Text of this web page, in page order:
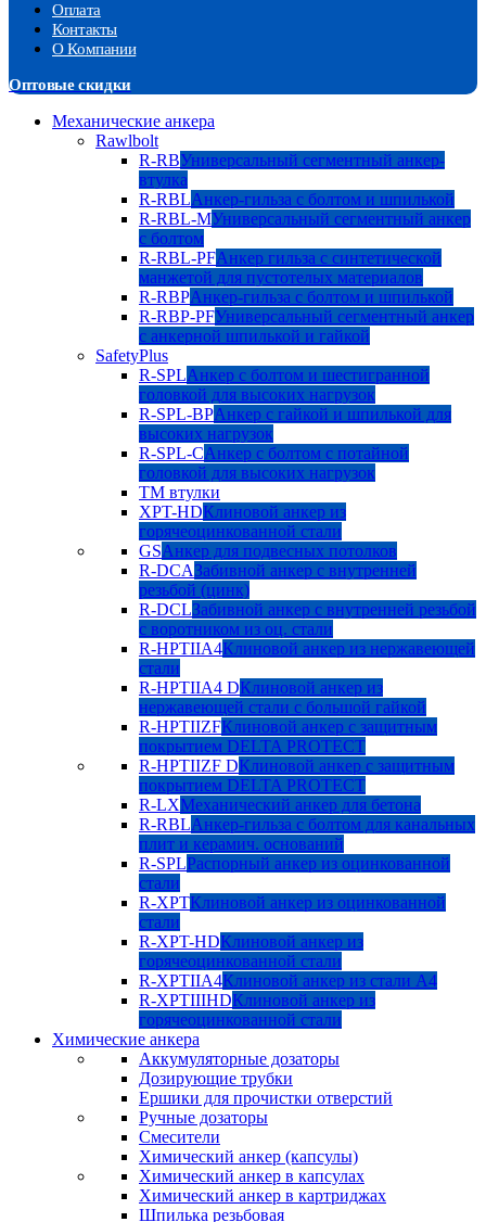
Оплата
Контакты
О Компании
Оптовые скидки
Механические анкера
Rawlbolt
R-RBУниверсальный сегментный анкер-
втулка
R-RBLАнкер-гильза с болтом и шпилькой
R-RBL-MУниверсальный сегментный анкер
с болтом
R-RBL-PFАнкер гильза с синтетической
манжетой для пустотелых материалов
R-RBPАнкер-гильза с болтом и шпилькой
R-RBP-PFУниверсальный сегментный анкер
с анкерной шпилькой и гайкой
SafetyPlus
R-SPLАнкер с болтом и шестигранной
головкой для высоких нагрузок
R-SPL-BPАнкер с гайкой и шпилькой для
высоких нагрузок
R-SPL-CАнкер с болтом с потайной
головкой для высоких нагрузок
TM втулки
XPT-HDКлиновой анкер из
горячеоцинкованной стали
GSАнкер для подвесных потолков
R-DCAЗабивной анкер с внутренней
резьбой (цинк)
R-DCLЗабивной анкер с внутренней резьбой
с воротником из оц. стали
R-HPTIIA4Клиновой анкер из нержавеющей
стали
R-HPTIIA4 DКлиновой анкер из
нержавеющей стали с большой гайкой
R-HPTIIZFКлиновой анкер с защитным
покрытием DELTA PROTECT
R-HPTIIZF DКлиновой анкер с защитным
покрытием DELTA PROTECT
R-LXМеханический анкер для бетона
R-RBLАнкер-гильза с болтом для канальных
плит и керамич. оснований
R-SPLРаспорный анкер из оцинкованной
стали
R-XPTКлиновой анкер из оцинкованной
стали
R-XPT-HDКлиновой анкер из
горячеоцинкованной стали
R-XPTIIA4Клиновой анкер из стали А4
R-XPTIIIHDКлиновой анкер из
горячеоцинкованной стали
Химические анкера
Аккумуляторные дозаторы
Дозирующие трубки
Ершики для прочистки отверстий
Ручные дозаторы
Смесители
Химический анкер (капсулы)
Химический анкер в капсулах
Химический анкер в картриджах
Шпилька резьбовая